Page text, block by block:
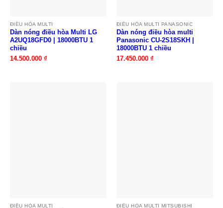
ĐIỀU HÒA MULTI
Dàn nóng điều hòa Multi LG
A2UQ18GFD0 | 18000BTU 1
chiều
14.500.000 ₫
ĐIỀU HÒA MULTI PANASONIC
Dàn nóng điều hòa multi
Panasonic CU-2S18SKH |
18000BTU 1 chiều
17.450.000 ₫
ĐIỀU HÒA MULTI ĐIỀU HÒA MULTI MITSUBISHI